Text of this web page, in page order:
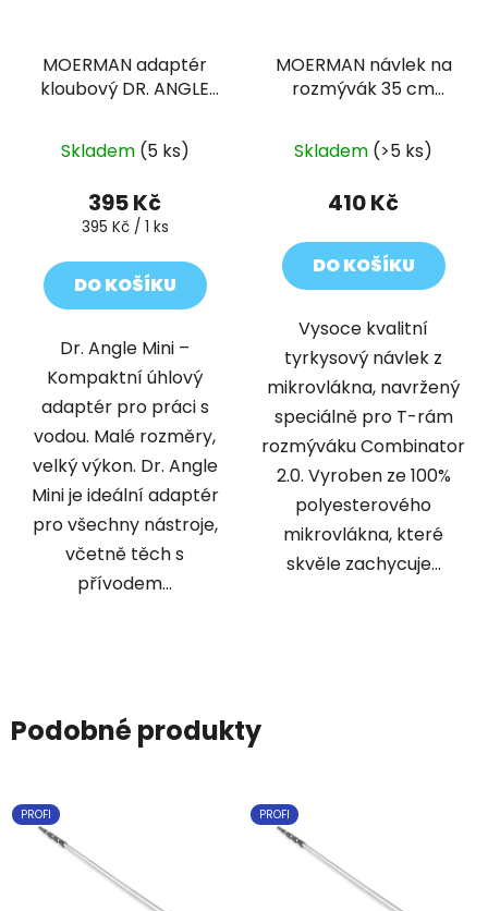
MOERMAN adaptér
kloubový DR. ANGLE
Skladem (5 ks)
395 Kč
Měrná
395 Kč / 1 ks
DO KOŠÍKU
Dr. Angle Mini –
Kompaktní úhlový
adaptér pro práci s
vodou. Malé rozměry,
velký výkon. Dr. Angle
Mini je ideální adaptér
pro všechny nástroje,
včetně těch s
přívodem...
MOERMAN návlek na
rozmývák 35 cm
Skladem (>5 ks)
410 Kč
DO KOŠÍKU
Vysoce kvalitní
tyrkysový návlek z
mikrovlákna, navržený
speciálně pro T-rám
rozmýváku Combinator
2.0. Vyroben ze 100%
polyesterového
mikrovlákna, které
skvěle zachycuje...
Podobné produkty
PROFI PROFI